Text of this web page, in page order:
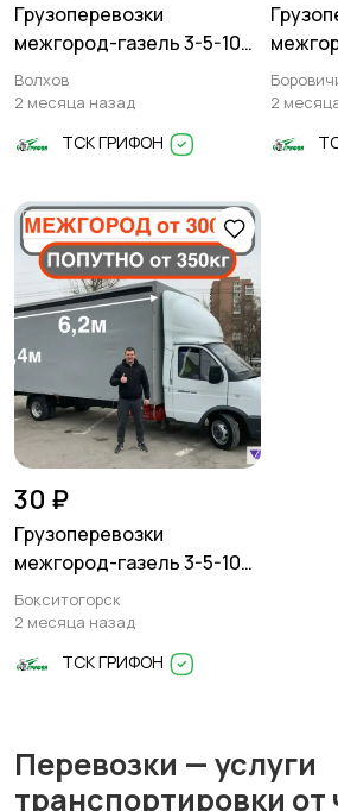
Грузоперевозки
межгород-газель 3-5-10
тонн
Волхов
2 месяца назад
ТСК ГРИФОН
тонн
2
30 ₽
Грузоперевозки
межгород-газель 3-5-10
тонн
Бокситогорск
2 месяца назад
ТСК ГРИФОН
Перевозки — услуги
транспортировки от